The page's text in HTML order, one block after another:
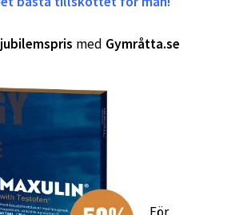
jubilemspris med Gymråtta.se